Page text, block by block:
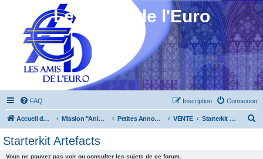
Les Amis de l'Euro
FAQ Connexion
Inscription
Accueil du forum Mission "Animation" Petites Annonces VENTE Starterkit Artefacts
Starterkit Artefacts
Vous ne pouvez pas voir ou consulter les sujets de ce forum.